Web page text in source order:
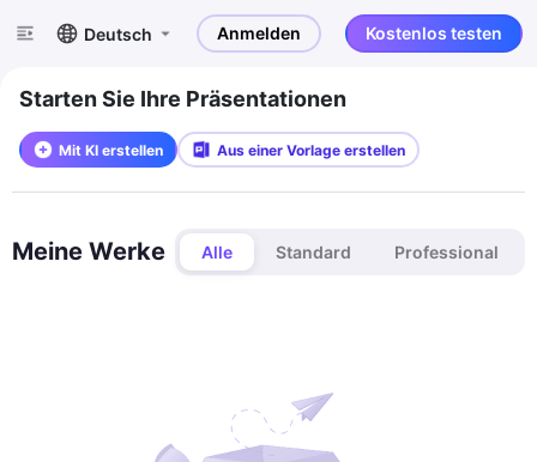
Deutsch Anmelden Kostenlos testen
Starten Sie Ihre Präsentationen
Mit KI erstellen Aus einer Vorlage erstellen
Meine Werke Alle Standard Professional